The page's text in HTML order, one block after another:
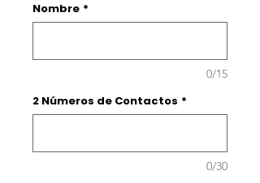
Nombre *
0/15
2 Números de Contactos *
0/30